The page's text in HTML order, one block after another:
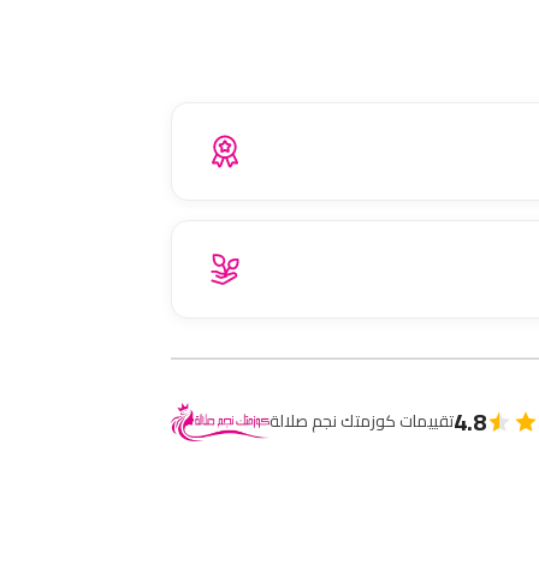
4.8تقييمات كوزمتك نجم صلالة